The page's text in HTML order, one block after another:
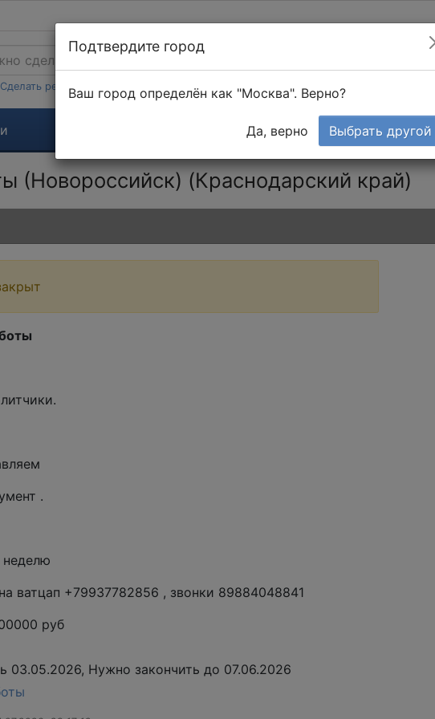
Сделать ремонт в 1-к квартире
Тендеры
(Новороссийск) (Краснодарский край)
.
неделю
ватцап +79937782856 , звонки 89884048841
руб
03.05.2026, Нужно закончить до 07.06.2026
Подтвердите город
Ваш город определён как "Москва". Верно?
Да, верно Выбрать другой